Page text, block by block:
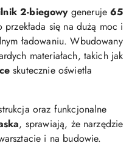
2-biegowygeneruje65
przekłada się na dużą moc i
ładowaniu. Wbudowany
materiałach, takich jak
skutecznie oświetla
oraz funkcjonalne
, sprawiają, że narzędzie
i na budowie.